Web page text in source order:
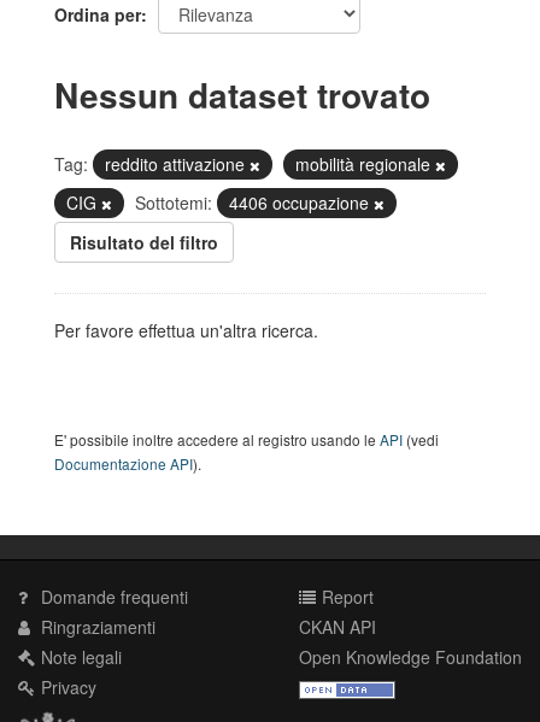
Ordina per
Nessun dataset trovato
Tag: reddito attivazione
mobilità regionale
CIG
Sottotemi:
4406 occupazione
Risultato del filtro
Per favore effettua un'altra ricerca.
E' possibile inoltre accedere al registro usando le API (vedi
Documentazione API).
Domande frequenti
Ringraziamenti
Note legali
Privacy
Report
CKAN API
Open Knowledge Foundation